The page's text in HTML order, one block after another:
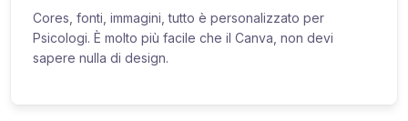
Cores, fonti, immagini, tutto è personalizzato per
Psicologi. È molto più facile che il Canva, non devi
sapere nulla di design.